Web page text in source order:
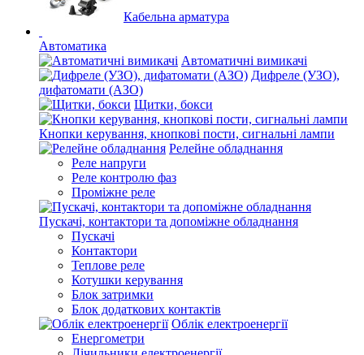
Кабельна арматура
Автоматика
Автоматичні вимикачі
Дифреле (УЗО),
дифатомати (АЗО)
Щитки, бокси
Кнопки керування, кнопкові пости, сигнальні лампи
Релейне обладнання
Реле напруги
Реле контролю фаз
Проміжне реле
Пускачі, контактори та допоміжне обладнання
Пускачі
Контактори
Теплове реле
Котушки керування
Блок затримки
Блок додаткових контактів
Облік електроенергії
Енергометри